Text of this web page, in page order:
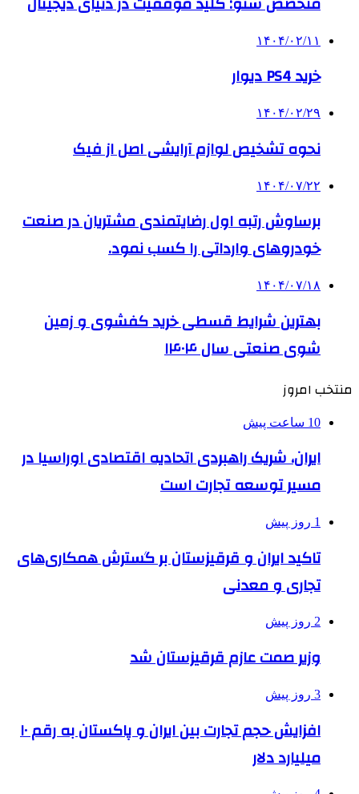
۱۴۰۴/۰۲/۱۱
خرید PS4 دیوار
۱۴۰۴/۰۲/۲۹
نحوه تشخیص لوازم آرایشی اصل از فیک
۱۴۰۴/۰۷/۲۲
برساوش رتبه اول رضایتمندی مشتریان در صنعت
خودروهای وارداتی را کسب نمود.
۱۴۰۴/۰۷/۱۸
بهترین شرایط قسطی خرید کفشوی و زمین
شوی صنعتی سال ۱۴۰۴
منتخب امروز
10 ساعت پیش
ایران، شریک راهبردی اتحادیه اقتصادی اوراسیا در
مسیر توسعه تجارت است
1 روز پیش
تاکید ایران و قرقیزستان بر گسترش همکاری‌های
تجاری و معدنی
2 روز پیش
وزیر صمت عازم قرقیزستان شد
3 روز پیش
افزایش حجم تجارت بین ایران و پاکستان به رقم ۱۰
میلیارد دلار